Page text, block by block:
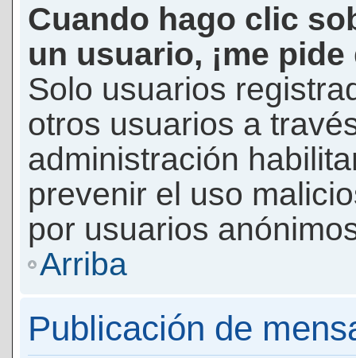
Cuando hago clic
un usuario, ¡me
Solo usuarios
otros usuarios a
administración
prevenir el uso
por usuarios
Arriba
Publicación de